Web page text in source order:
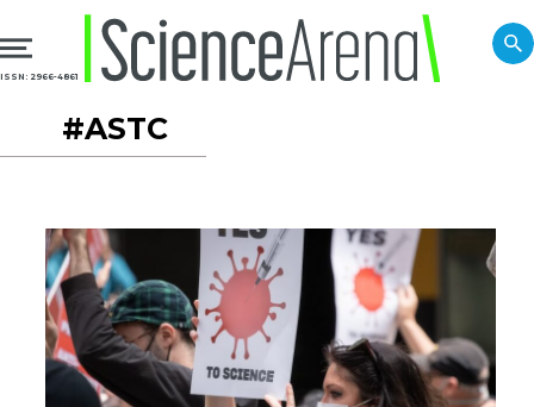
ISSN: 2966-4861
#ASTC